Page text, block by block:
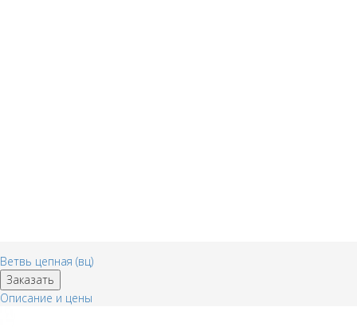
Ветвь цепная (вц)
Заказать
Описание и цены